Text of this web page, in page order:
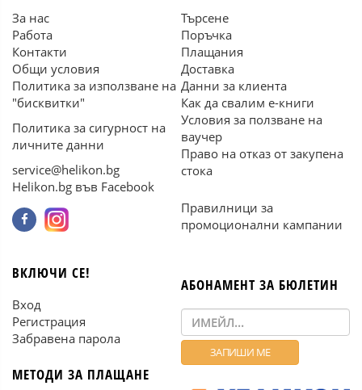
За нас
Работа
Контакти
Общи условия
Политика за използване на
"бисквитки"
Политика за сигурност на
личните данни
service@helikon.bg
Helikon.bg във Facebook
Търсене
Поръчка
Плащания
Доставка
Данни за клиента
Как да свалим е-книги
Условия за ползване на
ваучер
Право на отказ от закупена
стока
Правилници за
промоционални кампании
ВКЛЮЧИ СЕ!
Вход
Регистрация
Забравена парола
МЕТОДИ ЗА ПЛАЩАНЕ
АБОНАМЕНТ ЗА БЮЛЕТИН